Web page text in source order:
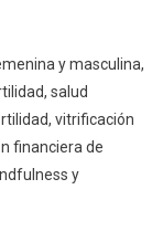
y masculina,
salud
vitrificación
financiera de
y